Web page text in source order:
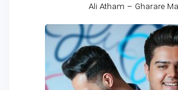
Ali Atham – Gharare